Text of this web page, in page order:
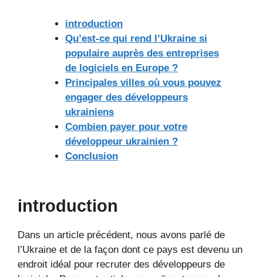
introduction
Qu’est-ce qui rend l’Ukraine si
populaire auprès des entreprises
de logiciels en Europe ?
Principales villes où vous pouvez
engager des développeurs
ukrainiens
Combien payer pour votre
développeur ukrainien ?
Conclusion
introduction
Dans un article précédent, nous avons parlé de
l’Ukraine et de la façon dont ce pays est devenu un
endroit idéal pour recruter des développeurs de